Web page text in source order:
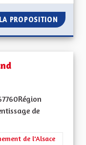
PROPOSITION
de
Culture, l'Education et
de l'Alsace